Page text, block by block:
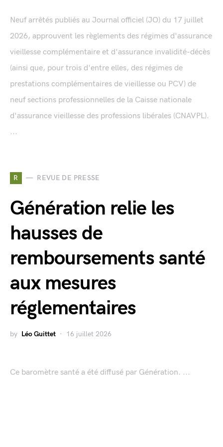
Neuf arrêtés publiés au Journal officiel (JO) du 17 juillet
2026, approuvent les règlements des régimes d'assurance
vieillesse complémentaire et d'assurance invalidité-décès
(ainsi que, pour trois d'entre elles, des régimes de
prestations complémentaires de vieillesse ou PCV) de
neuf sections professionnelles de la Caisse nationale
d'assurance vieillesse des professions libérales (CNAVPL).
...
R REVUE DE PRESSE
Génération relie les
hausses de
remboursements santé
aux mesures
réglementaires
by Léo Guittet 16 juillet 2026
Ce baromètre santé a été diffusé par Génération. ...